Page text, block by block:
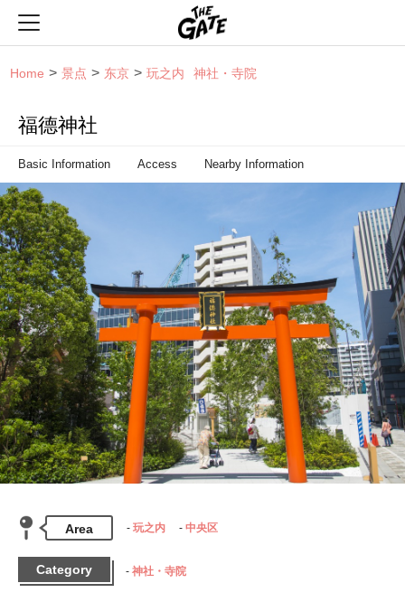
Home 景点 东京 玩之内 神社・寺院
福德神社
Basic Information Access Nearby Information
Area 玩之内 中央区
Category 神社・寺院